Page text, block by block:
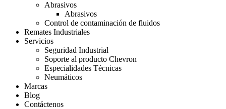
Abrasivos
Abrasivos
Control de contaminación de fluidos
Remates Industriales
Servicios
Seguridad Industrial
Soporte al producto Chevron
Especialidades Técnicas
Neumáticos
Marcas
Blog
Contáctenos